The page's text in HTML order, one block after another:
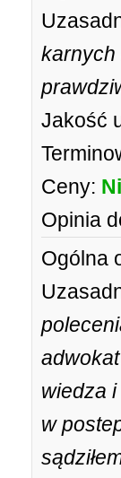
karnych
Jakość
Ceny:
Opinia
Ogólna
wiedza
w